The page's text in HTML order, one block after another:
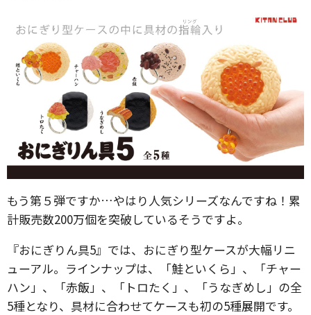
もう第５弾ですか…やはり人気シリーズなんですね！累
計販売数200万個を突破しているそうですよ。
『おにぎりん具5』では、おにぎり型ケースが大幅リニ
ューアル。ラインナップは、「鮭といくら」、「チャー
ハン」、「赤飯」、「トロたく」、「うなぎめし」の全
5種となり、具材に合わせてケースも初の5種展開です。